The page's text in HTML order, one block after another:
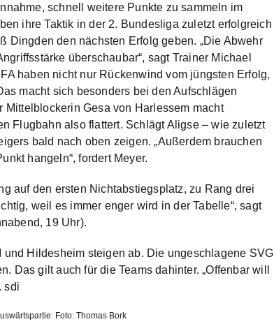
schnell weitere Punkte zu sammeln im
ihre Taktik in der 2. Bundesliga zuletzt erfolgreich
Dingden den nächsten Erfolg geben. „Die Abwehr
überschaubar“, sagt Trainer Michael
haben nicht nur Rückenwind vom jüngsten Erfolg,
macht sich besonders bei den Aufschlägen
Mittelblockerin Gesa von Harlessem macht
Flugbahn also flattert. Schlägt Aligse – wie zuletzt
bald nach oben zeigen. „Außerdem brauchen
hangeln“, fordert Meyer.
auf den ersten Nichtabstiegsplatz, zu Rang drei
weil es immer enger wird in der Tabelle“, sagt
19 Uhr).
Hildesheim steigen ab. Die ungeschlagene SVG
Das gilt auch für die Teams dahinter. „Offenbar will
sdi
Foto: Thomas Bork